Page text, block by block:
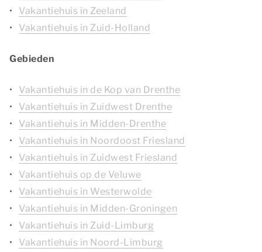
Vakantiehuis in Zeeland
Vakantiehuis in Zuid-Holland
Gebieden
Vakantiehuis in de Kop van Drenthe
Vakantiehuis in Zuidwest Drenthe
Vakantiehuis in Midden-Drenthe
Vakantiehuis in Noordoost Friesland
Vakantiehuis in Zuidwest Friesland
Vakantiehuis op de Veluwe
Vakantiehuis in Westerwolde
Vakantiehuis in Midden-Groningen
Vakantiehuis in Zuid-Limburg
Vakantiehuis in Noord-Limburg